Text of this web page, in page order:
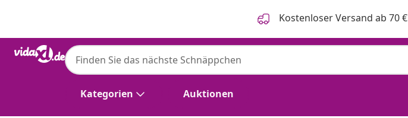
Kostenloser Versand ab 70 €
Kategorien Auktionen